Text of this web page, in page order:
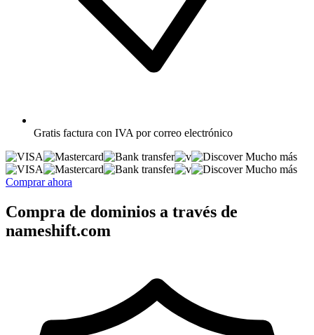
Gratis factura con IVA por correo electrónico
Mucho más
Mucho más
Comprar ahora
Compra de dominios a través de
nameshift.com